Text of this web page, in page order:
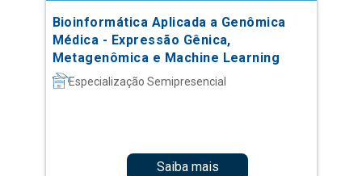
Bioinformática Aplicada a Genômica
Médica - Expressão Gênica,
Metagenômica e Machine Learning
Especialização Semipresencial
Saiba mais